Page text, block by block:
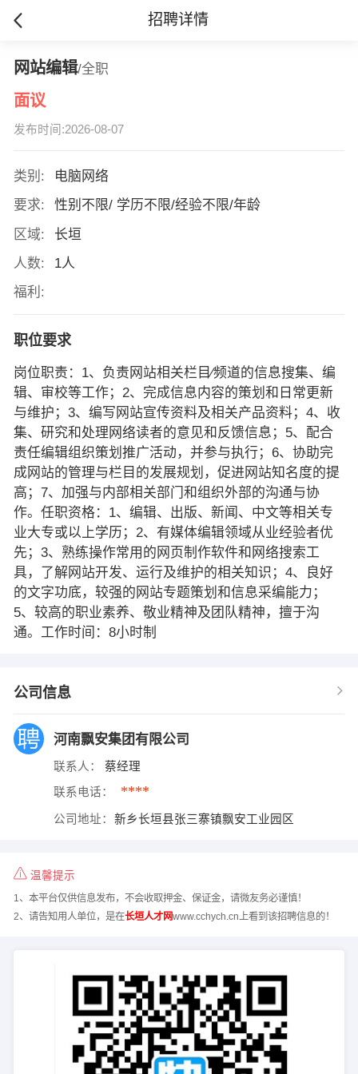
招聘详情
网站编辑/全职
面议
发布时间:2026-08-07
类别:
电脑网络
要求:
性别不限/ 学历不限/经验不限/年龄
区域:
长垣
人数:
1人
福利:
职位要求
岗位职责：1、负责网站相关栏目∕频道的信息搜集、编
辑、审校等工作；2、完成信息内容的策划和日常更新
与维护；3、编写网站宣传资料及相关产品资料；4、收
集、研究和处理网络读者的意见和反馈信息；5、配合
责任编辑组织策划推广活动，并参与执行；6、协助完
成网站的管理与栏目的发展规划，促进网站知名度的提
高；7、加强与内部相关部门和组织外部的沟通与协
作。任职资格：1、编辑、出版、新闻、中文等相关专
业大专或以上学历；2、有媒体编辑领域从业经验者优
先；3、熟练操作常用的网页制作软件和网络搜索工
具，了解网站开发、运行及维护的相关知识；4、良好
的文字功底，较强的网站专题策划和信息采编能力；
5、较高的职业素养、敬业精神及团队精神，擅于沟
通。工作时间：8小时制
公司信息
河南飘安集团有限公司
联系人： 蔡经理
联系电话： ****
公司地址： 新乡长垣县张三寨镇飘安工业园区
温馨提示
1、本平台仅供信息发布，不会收取押金、保证金，请微友务必谨慎！
2、请告知用人单位，是在长垣人才网www.cchych.cn上看到该招聘信息的！